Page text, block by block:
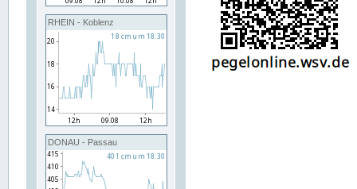
RHEIN - Koblenz
DONAU - Passau